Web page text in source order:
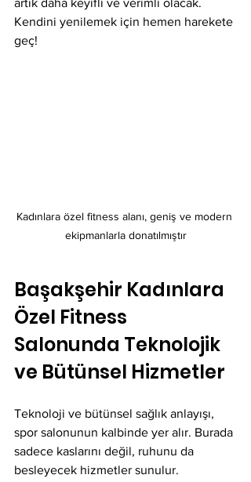
artık daha keyifli ve verimli olacak.
Kendini yenilemek için hemen harekete
geç!
Kadınlara özel fitness alanı, geniş ve modern
ekipmanlarla donatılmıştır
Başakşehir Kadınlara
Özel Fitness
Salonunda Teknolojik
ve Bütünsel Hizmetler
Teknoloji ve bütünsel sağlık anlayışı,
spor salonunun kalbinde yer alır. Burada
sadece kaslarını değil, ruhunu da
besleyecek hizmetler sunulur.